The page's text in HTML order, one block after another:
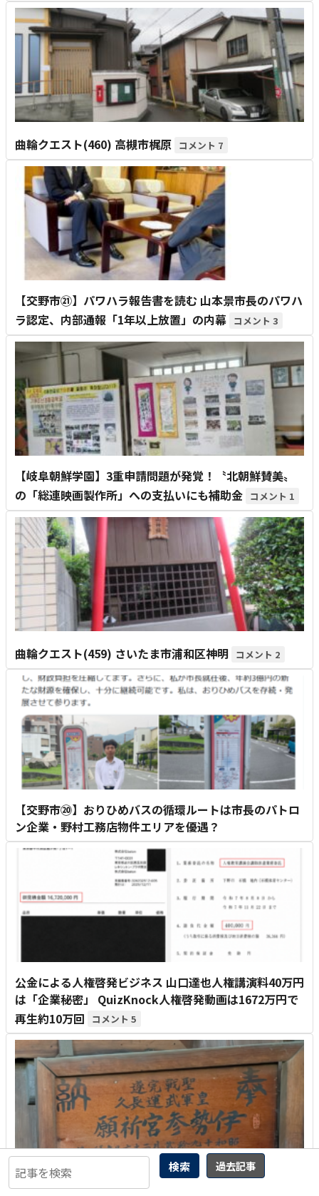
検索 過去記事
曲輪クエスト(460) 高槻市梶原 7
【交野市㉑】パワハラ報告書を読む 山本景市長のパワハ
ラ認定、内部通報「1年以上放置」の内幕
3
【岐阜朝鮮学園】3重申請問題が発覚！〝北朝鮮賛美〟
の「総連映画製作所」への支払いにも補助金
1
曲輪クエスト(459) さいたま市浦和区神明 2
【交野市⑳】おりひめバスの循環ルートは市長のパトロ
ン企業・野村工務店物件エリアを優遇？
公金による人権啓発ビジネス 山口達也人権講演料40万円
は「企業秘密」 QuizKnock人権啓発動画は1672万円で
再生約10万回
5
曲輪クエスト(458) さいたま市南区白幡 11